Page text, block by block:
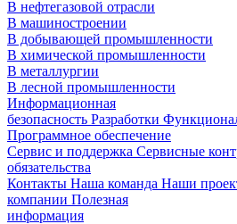
В нефтегазовой отрасли
В машиностроении
В добывающей промышленности
В химической промышленности
В металлургии
В лесной промышленности
Информационная
безопасность Разработки
Программное обеспечение
Сервис и поддержка Сервисные
обязательства
Контакты Наша команда Наши
компании Полезная
информация